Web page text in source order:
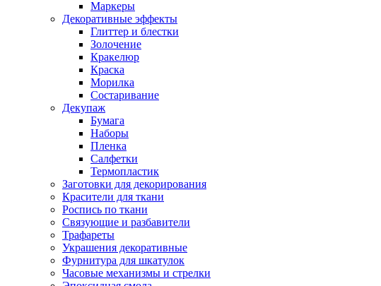
Маркеры
Декоративные эффекты
Глиттер и блестки
Золочение
Кракелюр
Краска
Морилка
Состаривание
Декупаж
Бумага
Наборы
Пленка
Салфетки
Термопластик
Заготовки для декорирования
Красители для ткани
Роспись по ткани
Связующие и разбавители
Трафареты
Украшения декоративные
Фурнитура для шкатулок
Часовые механизмы и стрелки